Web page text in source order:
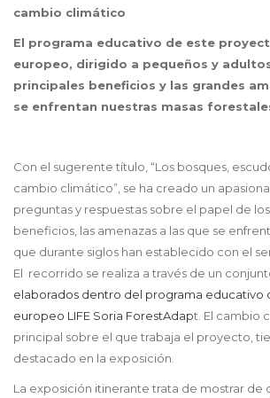
cambio climático
El programa educativo de este
europeo, dirigido a pequeños y
principales beneficios y las grandes
se enfrentan nuestras masas
Con el sugerente título, “Los bosques,
cambio climático”, se ha creado un
preguntas y respuestas sobre el papel de
beneficios, las amenazas a las que se
que durante siglos han establecido con el
El recorrido se realiza a través de un
elaborados dentro del programa educativo
europeo LIFE Soria ForestAdapt. El cambio
principal sobre el que trabaja el proyecto,
destacado en la exposición.
La exposición itinerante trata de mostrar de